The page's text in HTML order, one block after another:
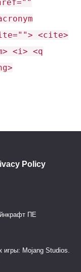
и резких
<cite>
<i> <q
Policy
ПЕ
Mojang Studios.